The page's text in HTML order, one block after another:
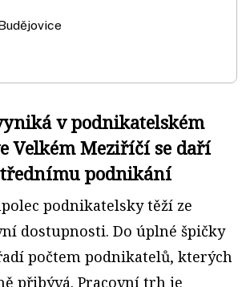
v podnikatelském
Velkém Meziříčí se daří
podnikání
podnikatelsky těží ze
dostupnosti. Do úplné špičky
počtem podnikatelů, kterých
přibývá. Pracovní trh je